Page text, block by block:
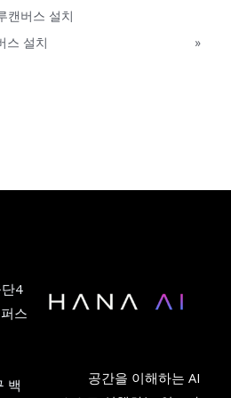
캔버스 설치
스 설치
»
4
스
백
공간을 이해하는 AI